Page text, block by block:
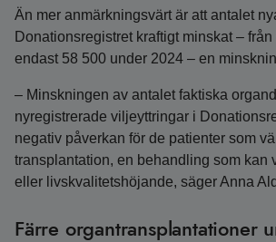
Än mer anmärkningsvärt är att antalet
Donationsregistret kraftigt minskat – från
endast 58 500 under 2024 – en
– Minskningen av antalet faktiska
nyregistrerade viljeyttringar i
negativ påverkan för de patienter som
transplantation, en behandling som kan
eller livskvalitetshöjande, säger Anna
Färre organtransplantationer